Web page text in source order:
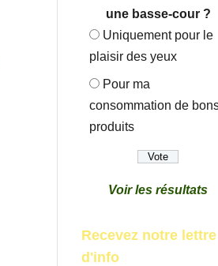
une basse-cour ?
Uniquement pour le
plaisir des yeux
Pour ma
consommation de
produits
Voir les résultats
Recevez notre lettre
d'info